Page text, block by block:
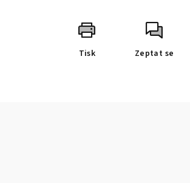
Tisk Zeptat se